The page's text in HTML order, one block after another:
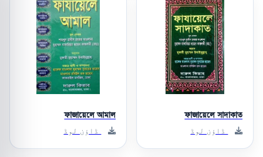
ফাজায়েলে সাদাকাত
ڈاؤن لوڈ
ফাজায়েলে আমাল
ڈاؤن لوڈ